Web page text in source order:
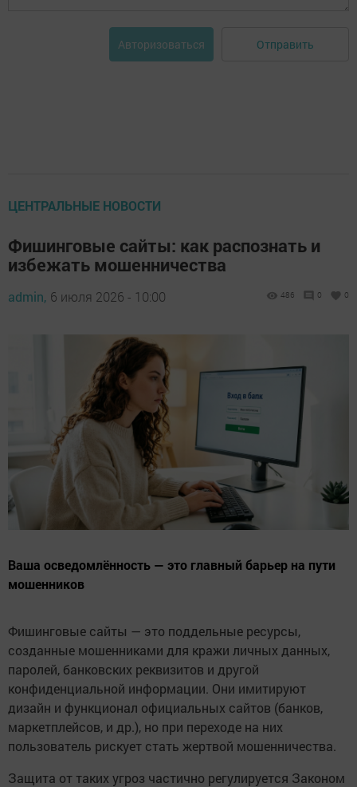
Авторизоваться Отправить
ЦЕНТРАЛЬНЫЕ НОВОСТИ
Фишинговые сайты: как распознать и
избежать мошенничества
admin, 6 июля 2026 - 10:00 486 0 0
Ваша осведомлённость — это главный барьер на пути
мошенников
Фишинговые сайты — это поддельные ресурсы,
созданные мошенниками для кражи личных данных,
паролей, банковских реквизитов и другой
конфиденциальной информации. Они имитируют
дизайн и функционал официальных сайтов (банков,
маркетплейсов, и др.), но при переходе на них
пользователь рискует стать жертвой мошенничества.
Защита от таких угроз частично регулируется Законом